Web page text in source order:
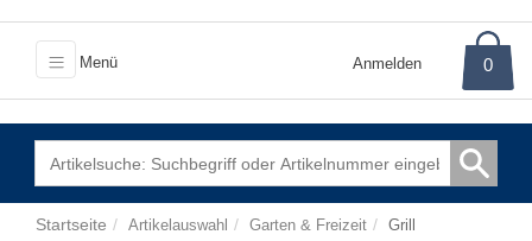
Menü Anmelden 0
Startseite Artikelauswahl Garten & Freizeit Grill